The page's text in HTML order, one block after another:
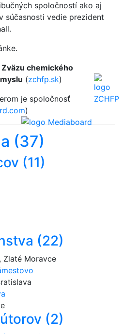
spoločností ako aj
súčasnosti vedie prezident
Zväzu chemického
(zchfp.sk)
je spoločnosť
)
(37)
(11)
(22)
, Zlaté Moravce
(2)